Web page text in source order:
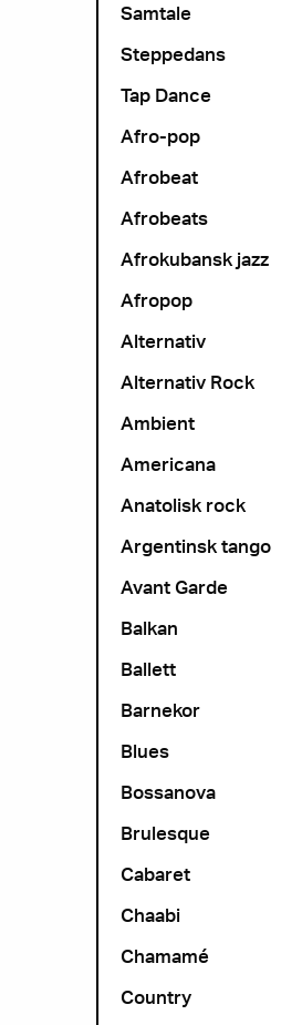
Samtale
Steppedans
Tap Dance
Afro-pop
Afrobeat
Afrobeats
Afrokubansk jazz
Afropop
Alternativ
Alternativ Rock
Ambient
Americana
Anatolisk rock
Argentinsk tango
Avant Garde
Balkan
Ballett
Barnekor
Blues
Bossanova
Brulesque
Cabaret
Chaabi
Chamamé
Country